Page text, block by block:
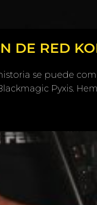
DE RED
se puede
Pyxis.